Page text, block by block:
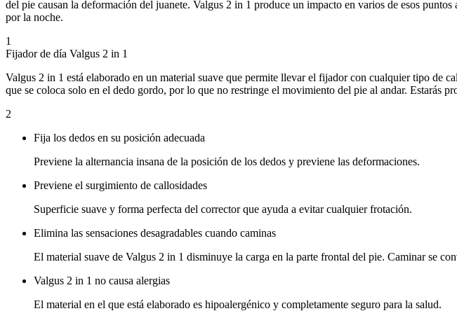
del pie causan la deformación del juanete. Valgus 2 in 1 produce un impacto en varios de esos
por la noche.
1
Fijador de día Valgus 2 in 1
Valgus 2 in 1 está elaborado en un material suave que permite llevar el fijador con cualquier tipo de
que se coloca solo en el dedo gordo, por lo que no restringe el movimiento del pie al andar. Estarás
2
Fija los dedos en su posición adecuada
Previene la alternancia insana de la posición de los dedos y previene las deformaciones.
Previene el surgimiento de callosidades
Superficie suave y forma perfecta del corrector que ayuda a evitar cualquier frotación.
Elimina las sensaciones desagradables cuando caminas
El material suave de Valgus 2 in 1 disminuye la carga en la parte frontal del pie. Caminar se
Valgus 2 in 1 no causa alergias
El material en el que está elaborado es hipoalergénico y completamente seguro para la salud.